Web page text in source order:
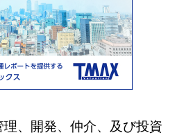
、開発、仲介、及び投資